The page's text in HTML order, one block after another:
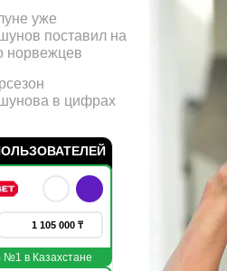
уже
поставил на
норвежцев
в цифрах
1 105 000 ₸
№1 в Казахстане